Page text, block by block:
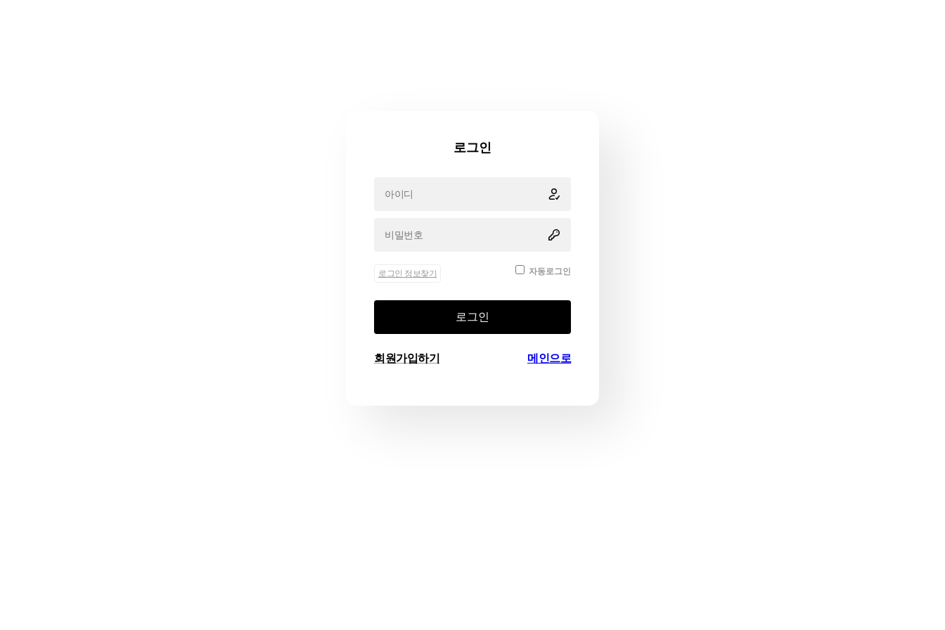
로그인
로그인 정보찾기 자동로그인
로그인
회원가입하기 메인으로